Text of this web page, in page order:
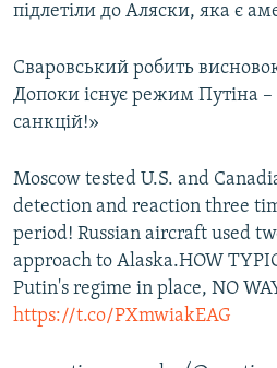
підлетіли до Аляски, яка є
Сваровський робить
Допоки існує режим Путіна
санкцій!»
Moscow tested U.S. and
detection and reaction three
period! Russian aircraft used
approach to Alaska.HOW
Putin's regime in place, NO
https://t.co/PXmwiakEAG